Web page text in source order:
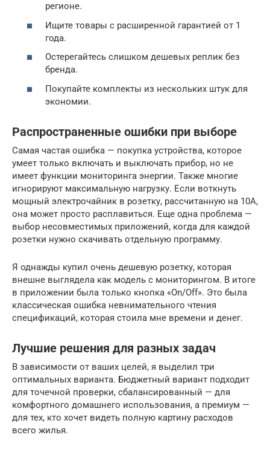
регионе.
Ищите товары с расширенной гарантией от 1
года.
Остерегайтесь слишком дешевых реплик без
бренда.
Покупайте комплекты из нескольких штук для
экономии.
Распространенные ошибки при выборе
Самая частая ошибка — покупка устройства, которое
умеет только включать и выключать прибор, но не
имеет функции мониторинга энергии. Также многие
игнорируют максимальную нагрузку. Если воткнуть
мощный электрочайник в розетку, рассчитанную на 10А,
она может просто расплавиться. Еще одна проблема —
выбор несовместимых приложений, когда для каждой
розетки нужно скачивать отдельную программу.
Я однажды купил очень дешевую розетку, которая
внешне выглядела как модель с мониторингом. В итоге
в приложении была только кнопка «On/Off». Это была
классическая ошибка невнимательного чтения
спецификаций, которая стоила мне времени и денег.
Лучшие решения для разных задач
В зависимости от ваших целей, я выделил три
оптимальных варианта. Бюджетный вариант подходит
для точечной проверки, сбалансированный — для
комфортного домашнего использования, а премиум —
для тех, кто хочет видеть полную картину расходов
всего жилья.